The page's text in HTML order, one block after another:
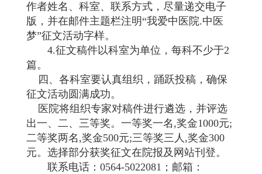
作者姓名、科室、联系方式，尽量递交电子
版，并在邮件主题栏注明“我爱中医院.中医
梦”征文活动字样。
4.征文稿件以科室为单位，每科不少于2
篇。
四、各科室要认真组织，踊跃投稿，确保
征文活动圆满成功。
医院将组织专家对稿件进行遴选，并评选
出一、二、三等奖。一等奖一名,奖金1000元;
二等奖两名,奖金500元;三等奖三人,奖金300
元。选择部分获奖征文在院报及网站刊登。
联系电话：0564-5022081；邮箱：